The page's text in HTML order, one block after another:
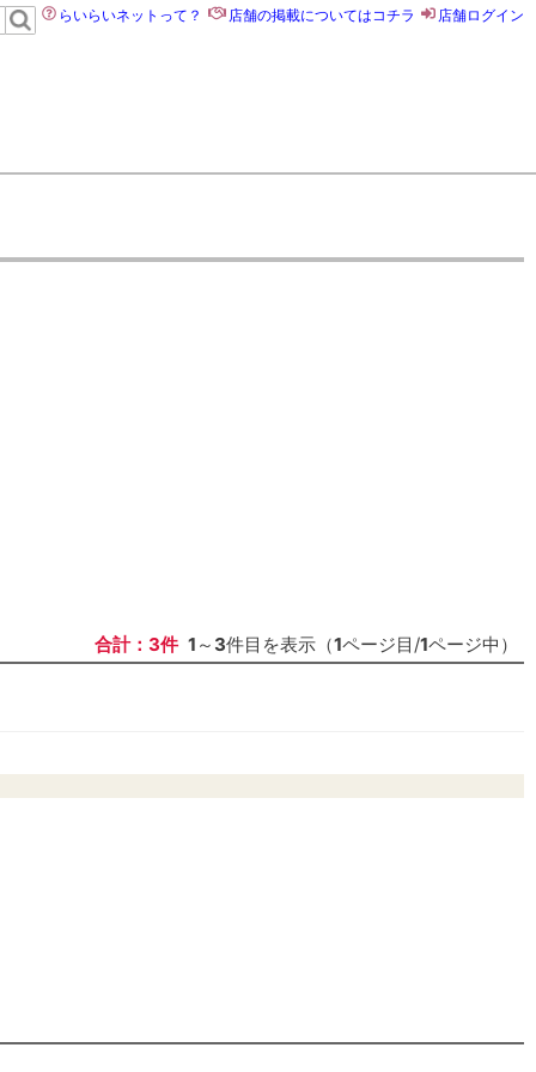
らいらいネットって？ 店舗の掲載についてはコチラ 店舗ログイン
合計：3件 1 ～ 3件目を表示（1ページ目/1ページ中）